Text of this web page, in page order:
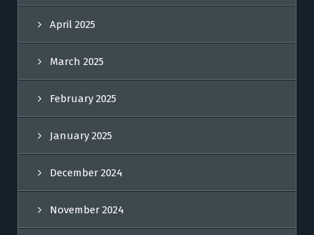
April 2025
March 2025
February 2025
January 2025
December 2024
November 2024